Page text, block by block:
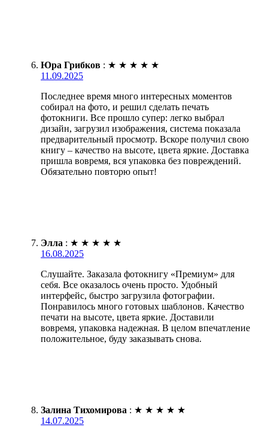
Юра Грибков : ★ ★ ★ ★ ★
11.09.2025
Последнее время много интересных моментов
собирал на фото, и решил сделать печать
фотокниги. Все прошло супер: легко выбрал
дизайн, загрузил изображения, система показала
предварительный просмотр. Вскоре получил свою
книгу – качество на высоте, цвета яркие. Доставка
пришла вовремя, вся упаковка без повреждений.
Обязательно повторю опыт!
Элла : ★ ★ ★ ★ ★
16.08.2025
Слушайте. Заказала фотокнигу «Премиум» для
себя. Все оказалось очень просто. Удобный
интерфейс, быстро загрузила фотографии.
Понравилось много готовых шаблонов. Качество
печати на высоте, цвета яркие. Доставили
вовремя, упаковка надежная. В целом впечатление
положительное, буду заказывать снова.
Залина Тихомирова : ★ ★ ★ ★ ★
14.07.2025